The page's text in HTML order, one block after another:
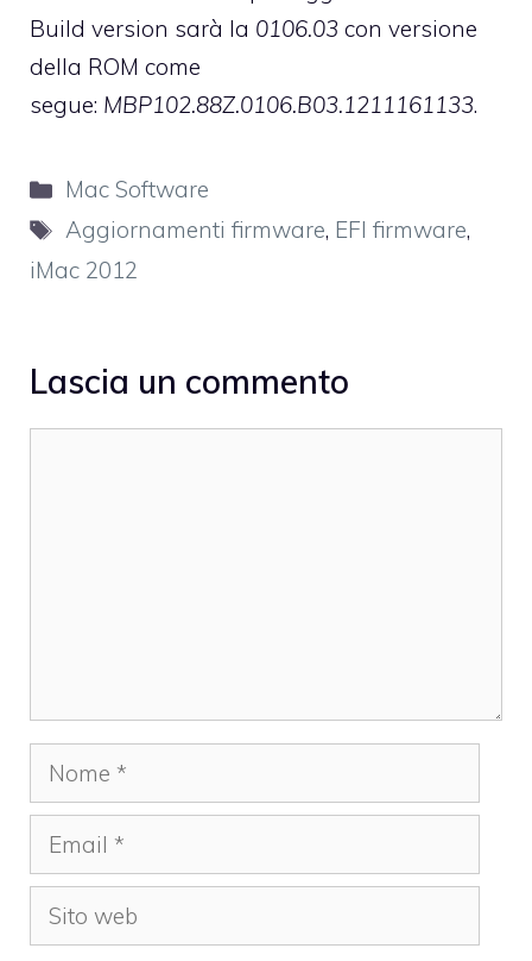
Build version sarà la 0106.03 con versione
della ROM come
segue: MBP102.88Z.0106.B03.1211161133.
Categorie
Mac Software
Tag
Aggiornamenti firmware, EFI firmware,
iMac 2012
Lascia un commento
Nome
Email
Sito
web